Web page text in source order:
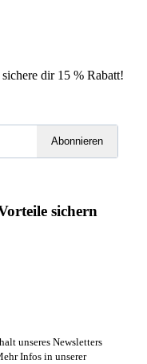
dir 15 % Rabatt!
Abonnieren
sichern
unseres Newsletters
Infos in unserer